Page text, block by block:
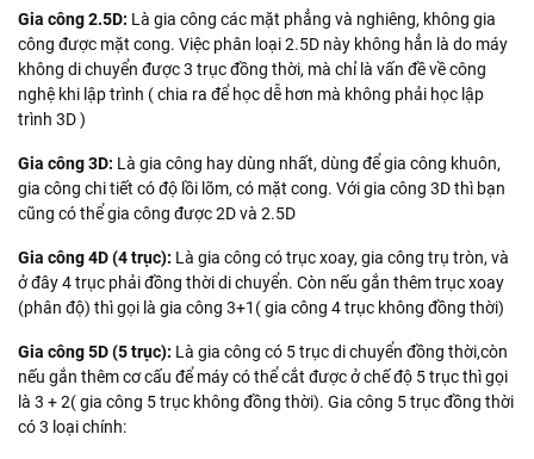
Gia công 2.5D: Là gia công các mặt phẳng và nghiêng, không gia
công được mặt cong. Việc phân loại 2.5D này không hẳn là do máy
không di chuyển được 3 trục đồng thời, mà chỉ là vấn đề về công
nghệ khi lập trình ( chia ra để học dễ hơn mà không phải học lập
trình 3D )
Gia công 3D: Là gia công hay dùng nhất, dùng để gia công khuôn,
gia công chi tiết có độ lồi lõm, có mặt cong. Với gia công 3D thì bạn
cũng có thể gia công được 2D và 2.5D
Gia công 4D (4 trục): Là gia công có trục xoay, gia công trụ tròn, và
ở đây 4 trục phải đồng thời di chuyển. Còn nếu gắn thêm trục xoay
(phân độ) thì gọi là gia công 3+1( gia công 4 trục không đồng thời)
Gia công 5D (5 trục): Là gia công có 5 trục di chuyển đồng thời,còn
nếu gắn thêm cơ cấu để máy có thể cắt được ở chế độ 5 trục thì gọi
là 3 + 2( gia công 5 trục không đồng thời). Gia công 5 trục đồng thời
có 3 loại chính: